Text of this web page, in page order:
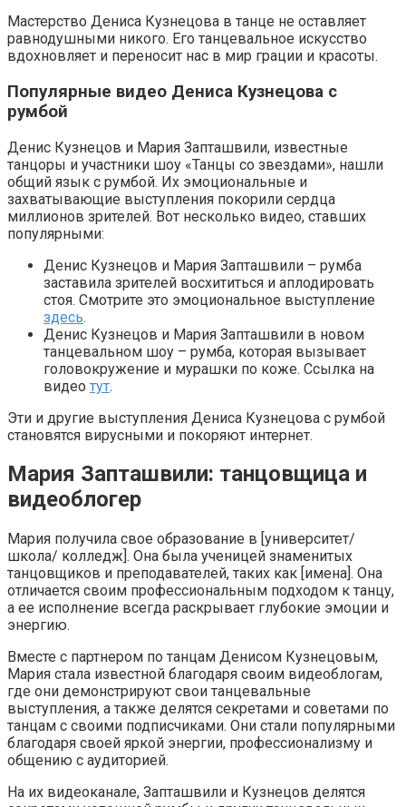
Мастерство Дениса Кузнецова в танце не оставляет
равнодушными никого. Его танцевальное искусство
вдохновляет и переносит нас в мир грации и красоты.
Популярные видео Дениса Кузнецова с
румбой
Денис Кузнецов и Мария Запташвили, известные
танцоры и участники шоу «Танцы со звездами», нашли
общий язык с румбой. Их эмоциональные и
захватывающие выступления покорили сердца
миллионов зрителей. Вот несколько видео, ставших
популярными:
Денис Кузнецов и Мария Запташвили – румба
заставила зрителей восхититься и аплодировать
стоя. Смотрите это эмоциональное выступление
здесь.
Денис Кузнецов и Мария Запташвили в новом
танцевальном шоу – румба, которая вызывает
головокружение и мурашки по коже. Ссылка на
видео тут.
Эти и другие выступления Дениса Кузнецова с румбой
становятся вирусными и покоряют интернет.
Мария Запташвили: танцовщица и
видеоблогер
Мария получила свое образование в [университет/
школа/ колледж]. Она была ученицей знаменитых
танцовщиков и преподавателей, таких как [имена]. Она
отличается своим профессиональным подходом к танцу,
а ее исполнение всегда раскрывает глубокие эмоции и
энергию.
Вместе с партнером по танцам Денисом Кузнецовым,
Мария стала известной благодаря своим видеоблогам,
где они демонстрируют свои танцевальные
выступления, а также делятся секретами и советами по
танцам с своими подписчиками. Они стали популярными
благодаря своей яркой энергии, профессионализму и
общению с аудиторией.
На их видеоканале, Запташвили и Кузнецов делятся